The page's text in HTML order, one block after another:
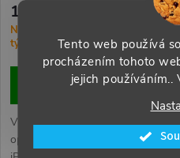
Tento web používá
procházením tohoto
jejich
1 049 Kč
Na Objednávku (dodání 1-3
týdny)
DO KOŠÍKU
Vyměňte poškozený nebo
opotřebovaný housing svého